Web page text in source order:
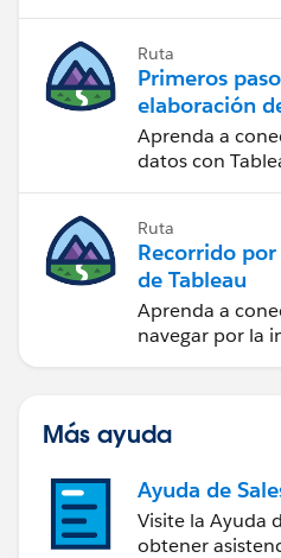
Ruta
Primeros
elaboración
contenido
Tableau Cloud
Aprenda a
datos con
Ruta
Recorrido
de Tableau
Aprenda a
navegar por la
Más ayuda
Ayuda de
Visite la Ayuda
obtener